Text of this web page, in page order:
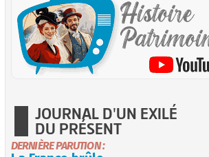
JOURNAL D'UN EXILÉ
DU PRÉSENT
DERNIÈRE PARUTION :